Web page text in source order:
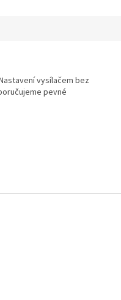
vysílačem bez
pevné